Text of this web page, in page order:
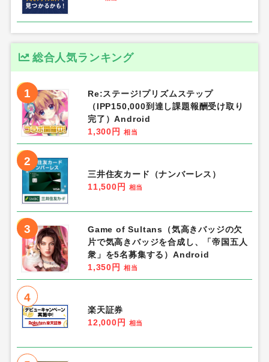
総合人気ランキング
1
Re:ステージ!プリズムステップ
（IPP150,000到達し課題報酬受け取り
完了）Android
1,300円
相当
2
三井住友カード（ナンバーレス）
11,500円
相当
3
Game of Sultans（気高きバッジの欠
片で気高きバッジを合成し、「帝国五人
衆」を5名募集する）Android
1,350円
相当
4
楽天証券
12,000円
相当